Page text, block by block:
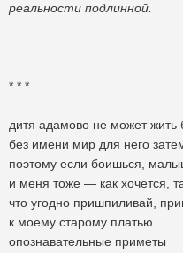
реальности подлинной.
* * *
дитя адамово не может жить
без имени мир для него
поэтому если боишься,
и меня тоже — как хочется,
что угодно пришпиливай,
к моему старому платью
опознавательные приметы